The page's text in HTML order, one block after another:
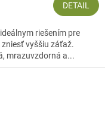
DETAIL
riešením pre
vyššiu záťaž.
mrazuvzdorná a...